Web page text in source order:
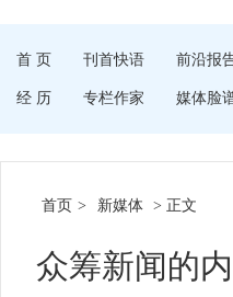
首 页 刊首快语 前沿报
经 历 专栏作家 媒体脸
首页 > 新媒体 > 正文
众筹新闻的